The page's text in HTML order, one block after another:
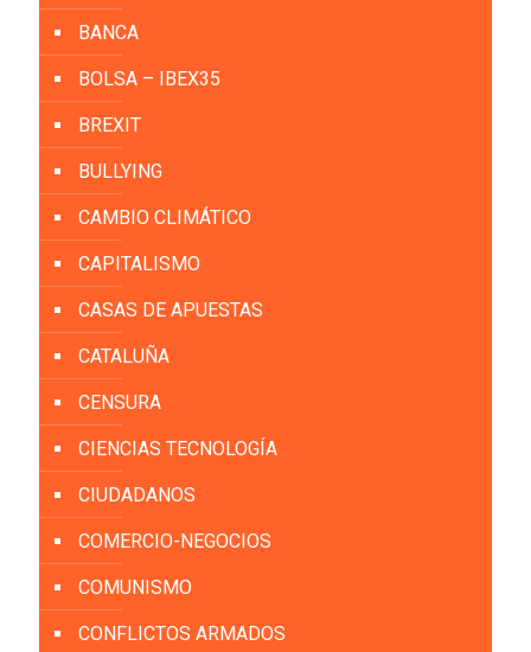
BANCA
BOLSA – IBEX35
BREXIT
BULLYING
CAMBIO CLIMÁTICO
CAPITALISMO
CASAS DE APUESTAS
CATALUÑA
CENSURA
CIENCIAS TECNOLOGÍA
CIUDADANOS
COMERCIO-NEGOCIOS
COMUNISMO
CONFLICTOS ARMADOS